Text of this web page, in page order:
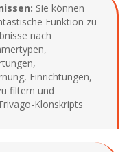
Sie können
Funktion zu
nach
Einrichtungen,
filtern und
Klonskripts